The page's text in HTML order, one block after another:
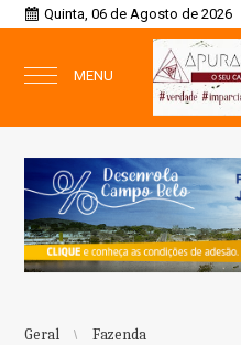
Quinta, 06 de Agosto de 2026
MENU
Geral Fazenda